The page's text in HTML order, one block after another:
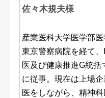
佐々木規夫様
産業医科大学医学部医
東京警察病院を経て
医及び健康推進G統
に従事。現在は上場
医をしながら、精神